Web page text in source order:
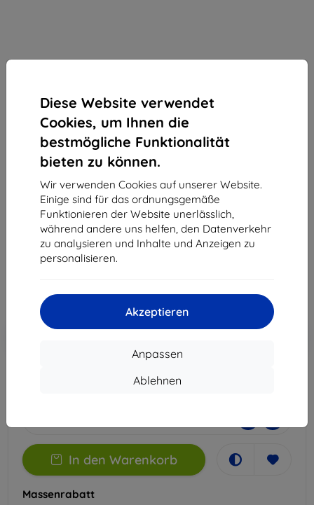
Diese Website verwendet
Cookies, um Ihnen die
bestmögliche Funktionalität
bieten zu können.
Wir verwenden Cookies auf unserer Website.
Einige sind für das ordnungsgemäße
Funktionieren der Website unerlässlich,
während andere uns helfen, den Datenverkehr
zu analysieren und Inhalte und Anzeigen zu
personalisieren.
Akzeptieren
Anpassen
Ablehnen
3MK StratCore700 mehrschichtiger Schutzfilm für
Samsung Galaxy S24+
Geeignet für: Samsung Galaxy S24+
22,90 €
20,61 €
ohne MWSt17,32 €
Rabatt mit Gutschein
In den
In den Warenkorb
Massenrabatt